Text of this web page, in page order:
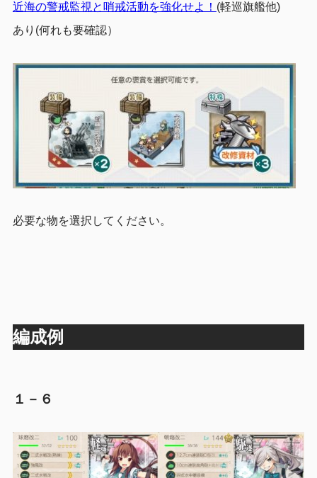
近海の警戒監視と哨戒活動を強化せよ！ (軽巡旗艦他)
あり(何れも要確認）
必要な物を選択してください。
編成例
１－６